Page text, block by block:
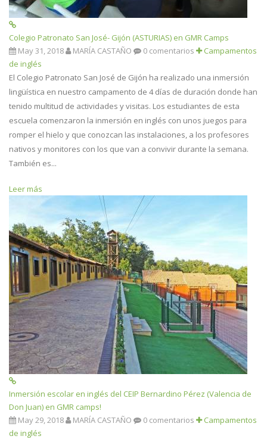
Colegio Patronato San José- Gijón (ASTURIAS) en GMR Camps
May 31, 2018
MARÍA CASTAÑO 0 comentarios
Campamentos
de inglés
El Colegio Patronato San José de Gijón ha realizado una inmersión
lingüística en nuestro campamento de 4 días de duración donde han
tenido multitud de actividades y visitas. Los estudiantes de esta
escuela comenzaron la inmersión en inglés con unos juegos para
romper el hielo y que conozcan las instalaciones, a los profesores
nativos y monitores con los que van a convivir durante la semana.
También es...
Leer más
Inmersión escolar en inglés del CEIP Bernardino Pérez (Valencia de
Don Juan) en GMR camps!
May 29, 2018
MARÍA CASTAÑO 0 comentarios
Campamentos
de inglés